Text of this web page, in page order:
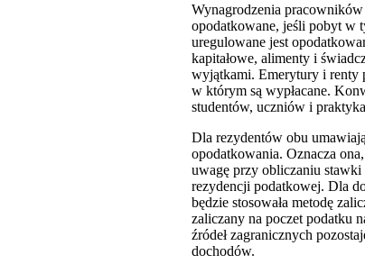
Wynagrodzenia
opodatkowane, jeśli pobyt w
uregulowane jest
kapitałowe, alimenty i
wyjątkami. Emerytury i renty
w którym są wypłacane.
studentów, uczniów i
Dla rezydentów obu
opodatkowania. Oznacza
uwagę przy obliczaniu
rezydencji podatkowej. Dla
będzie stosowała metodę
zaliczany na poczet podatku
źródeł zagranicznych
dochodów.